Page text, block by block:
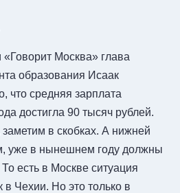
Москва» глава
образования Исаак
что средняя зарплата
достигла 90 тысяч рублей.
в скобках. А нижней
уже в нынешнем году должны
есть в Москве ситуация
в Чехии. Но это только в